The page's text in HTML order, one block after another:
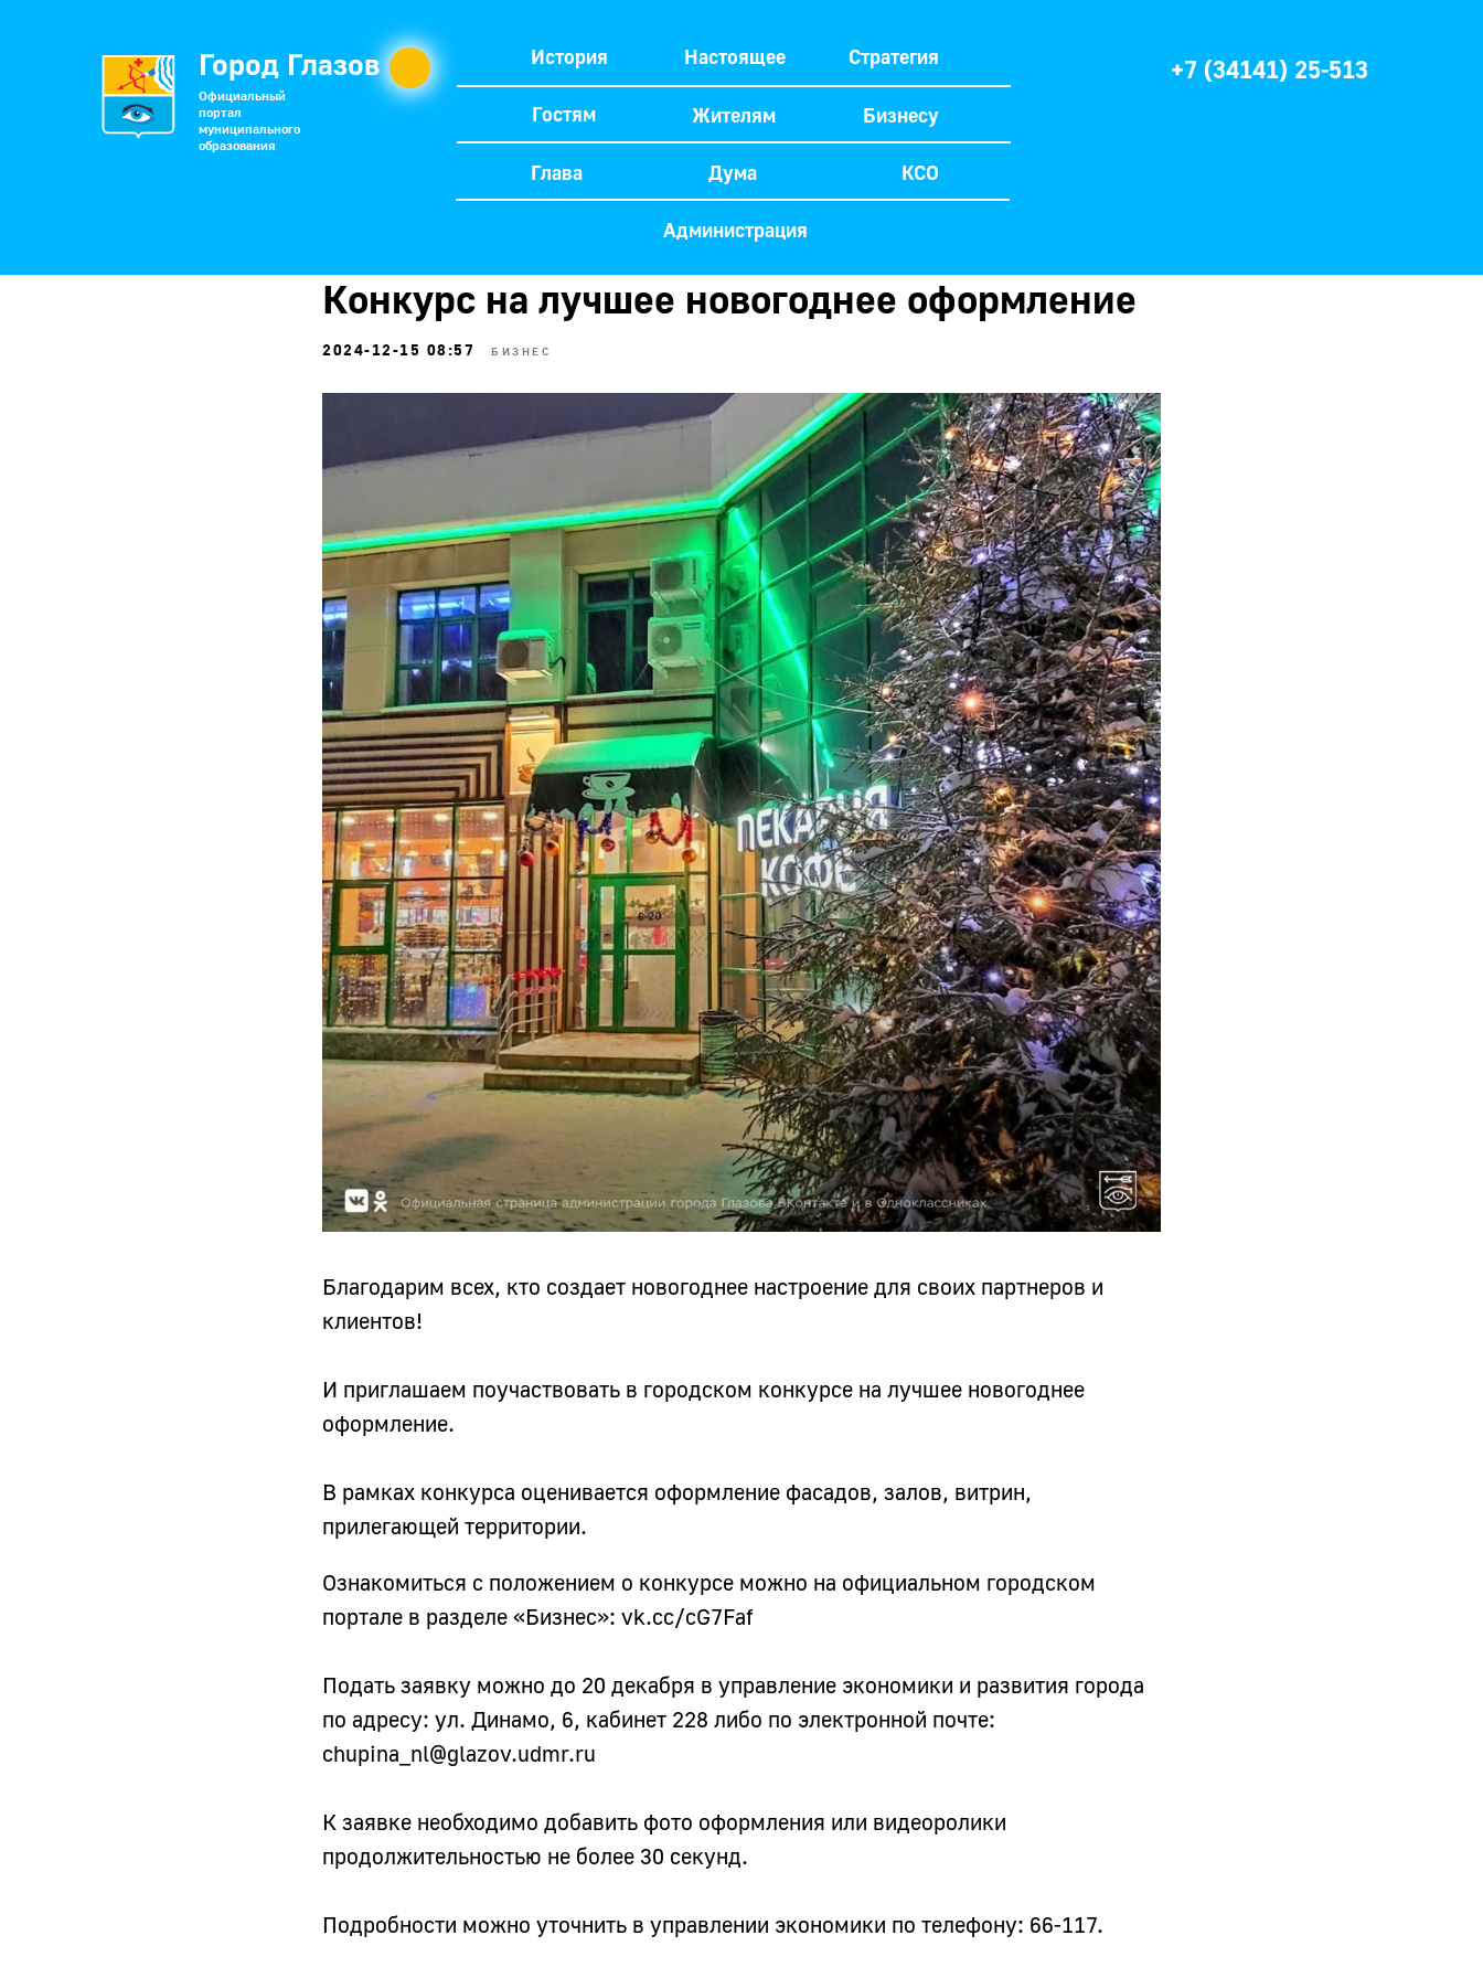
Город Глазов
Официальный
портал
муниципального
образования
+7 (34141) 25-513
История Настоящее Стратегия
Гостям Жителям Бизнесу
Глава КСО
Дума
Администрация
Конкурс на лучшее новогоднее оформление
2024-12-15 08:57 БИЗНЕС
Благодарим всех, кто создает новогоднее настроение для своих партнеров и
клиентов!
И приглашаем поучаствовать в городском конкурсе на лучшее новогоднее
оформление.
В рамках конкурса оценивается оформление фасадов, залов, витрин,
прилегающей территории.
Ознакомиться с положением о конкурсе можно на официальном городском
портале в разделе «Бизнес»: vk.cc/cG7Faf
Подать заявку можно до 20 декабря в управление экономики и развития города
по адресу: ул. Динамо, 6, кабинет 228 либо по электронной почте:
chupina_nl@glazov.udmr.ru
К заявке необходимо добавить фото оформления или видеоролики
продолжительностью не более 30 секунд.
Подробности можно уточнить в управлении экономики по телефону: 66-117.